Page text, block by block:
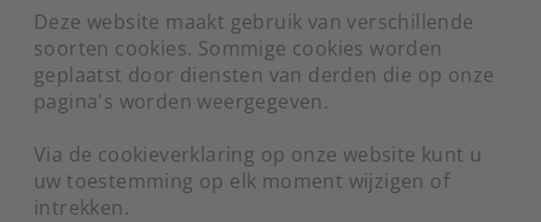
Deze website maakt gebruik van verschillende
soorten cookies. Sommige cookies worden
geplaatst door diensten van derden die op onze
pagina's worden weergegeven.
Via de cookieverklaring op onze website kunt u
uw toestemming op elk moment wijzigen of
intrekken.